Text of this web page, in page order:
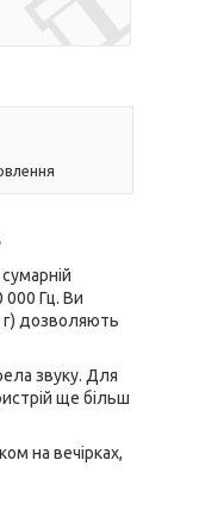
000 Гц. Ви
г) дозволяють
звуку. Для
ще більш
на вечірках,